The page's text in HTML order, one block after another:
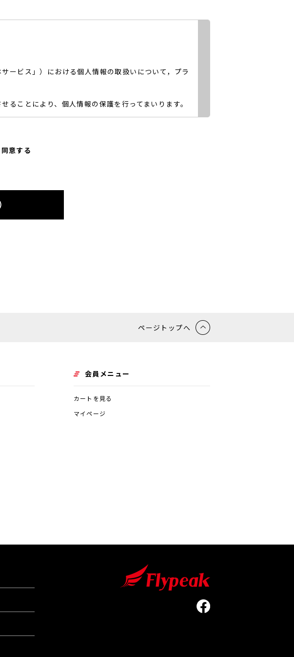
ービス」）における個人情報の取扱いについて，プラ
ことにより、個人情報の保護を行ってまいります。
環境、郵便番号や性別、職業、年齢、IPアドレス、ク
の通信状態、利用に際しての各種設定情報なども含
、住所、連絡先、支払方法などの登録情報、利用され
目的
、メールアドレスなどの連絡先情報を利用する目的
ジットカード番号、運転免許証番号、配達証明付き郵
や期間、回数、ご請求金額、氏名、住所、銀行口座番
や住所など個人を特定するための情報を利用する目的
関する情報など、お客様に対してサービスを提供する
用する目的
意する
ページトップへ
会員メニュー
カートを見る
マイページ